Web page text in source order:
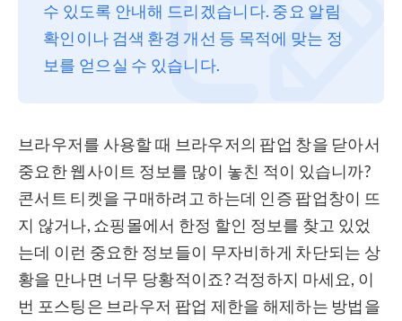
수 있도록 안내해 드리겠습니다. 중요 알림
확인이나 검색 환경 개선 등 목적에 맞는 정
보를 얻으실 수 있습니다.
브라우저를 사용할 때 브라우저의 팝업 창을 닫아서
중요한 웹사이트 정보를 많이 놓친 적이 있습니까?
콘서트 티켓을 구매하려고 하는데 인증 팝업창이 뜨
지 않거나, 쇼핑몰에서 한정 할인 정보를 찾고 있었
는데 이런 중요한 정보들이 무자비하게 차단되는 상
황을 만나면 너무 당황적이죠? 걱정하지 마세요, 이
번 포스팅은 브라우저 팝업 제한을 해제하는 방법을